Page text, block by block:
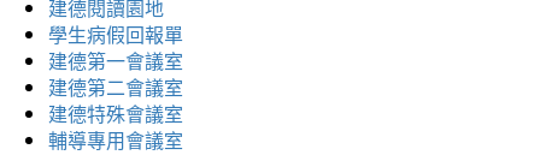
建德閱讀園地
學生病假回報單
建德第一會議室
建德第二會議室
建德特殊會議室
輔導專用會議室